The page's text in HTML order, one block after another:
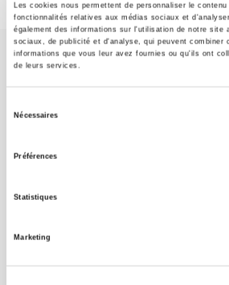
Les cookies nous permettent de personnaliser le
fonctionnalités relatives aux médias sociaux et
également des informations sur l'utilisation de notre site
sociaux, de publicité et d'analyse, qui peuvent combiner
informations que vous leur avez fournies ou qu'ils ont
de leurs services.
Nécessaires
Préférences
Statistiques
Marketing
Maison d'édition dédiée aux sciences
Presses de Sciences Po participent
à la transmission des savoirs et des idées
FOREIGN RIGHTS
POUR LES LIBRAIRES